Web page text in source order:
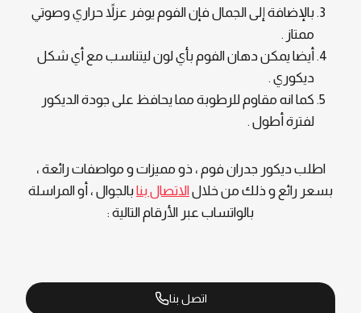
بالإضافة إلى الجمال فإن الفوم يوفر عزلاً حراري وصوتي
ممتاز .
أيضا يمكن دهان الفوم بأي لون ليتناسب مع أي شكل
ديكوري .
كما انه مقاوم للرطوبة مما يحافظ على جودة الديكور
لفترة أطول .
اطلب ديكور جدران فوم ، ذو مميزات و مواصفات رائعة ،
بسعر رائع و ذلك من خلالالاتصال بنابالجوال ، أو المراسلة
بالواتساب عبر الأرقام التالية :
اتصل بنا